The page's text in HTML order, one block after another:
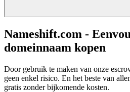
Nameshift.com -
domeinnaam kopen
Door gebruik te maken van onze
geen enkel risico. En het beste van
gratis zonder bijkomende kosten.